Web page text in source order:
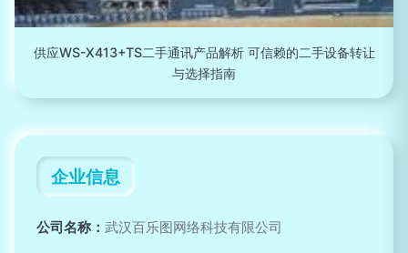
供应WS-X413+TS二手通讯产品解析 可信赖的二手设备转让
与选择指南
企业信息
公司名称： 武汉百乐图网络科技有限公司